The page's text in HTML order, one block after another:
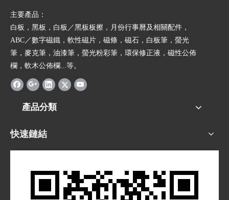
主要產品：
白板，黑板，白板／黑板板擦，月份行事曆及相關配件，
ABC／數字磁鐵，軟性磁片，磁條，磁石，白板筆，螢光
筆，麥克筆，油漆筆，螢光粉彩筆，環保修正液，磁性公佈
欄，軟木公佈欄...等。
產品分類
快速鏈結